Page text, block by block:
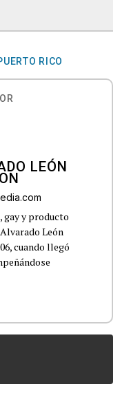
RICO
LEÓN
gay y producto
León
cuando llegó